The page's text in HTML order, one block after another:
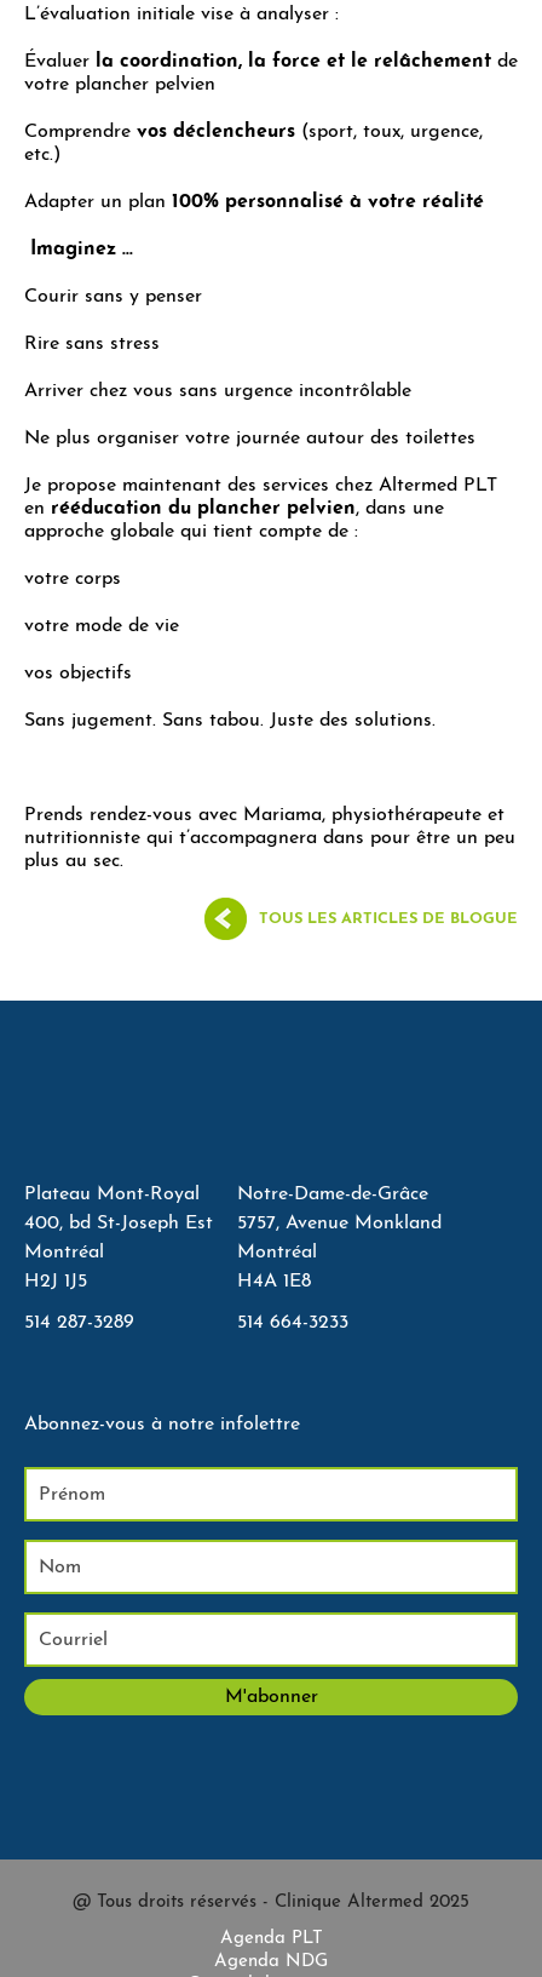
L’évaluation initiale vise à analyser :
Évaluer la coordination, la force et le relâchement de
votre plancher pelvien
Comprendre vos déclencheurs (sport, toux, urgence,
etc.)
Adapter un plan 100% personnalisé à votre réalité
Imaginez …
Courir sans y penser
Rire sans stress
Arriver chez vous sans urgence incontrôlable
Ne plus organiser votre journée autour des toilettes
Je propose maintenant des services chez Altermed PLT
en rééducation du plancher pelvien, dans une
approche globale qui tient compte de :
votre corps
votre mode de vie
vos objectifs
Sans jugement. Sans tabou. Juste des solutions.
Prends rendez-vous avec Mariama, physiothérapeute et
nutritionniste qui t’accompagnera dans pour être un peu
plus au sec.
TOUS LES ARTICLES DE BLOGUE
Plateau Mont-Royal
400, bd St-Joseph Est
Montréal
H2J 1J5
514 287-3289
Notre-Dame-de-Grâce
5757, Avenue Monkland
Montréal
H4A 1E8
514 664-3233
Abonnez-vous à notre infolettre
@ Tous droits réservés - Clinique Altermed 2025
Agenda PLT
Agenda NDG